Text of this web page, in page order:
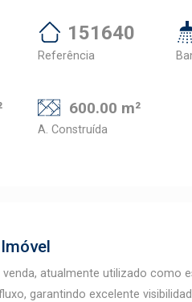
151640
Referência
600.00 m²
A. Construída
venda, atualmente utilizado como
garantindo excelente